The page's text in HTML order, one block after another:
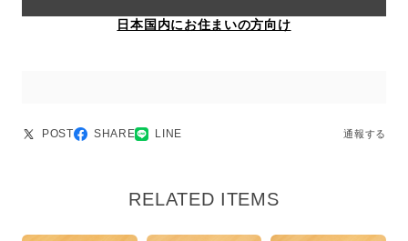
日本国内にお住まいの方向け
POST SHARE LINE 通報する
RELATED ITEMS